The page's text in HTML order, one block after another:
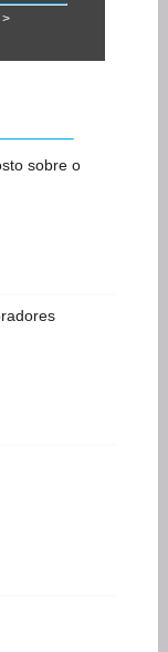
sobre o